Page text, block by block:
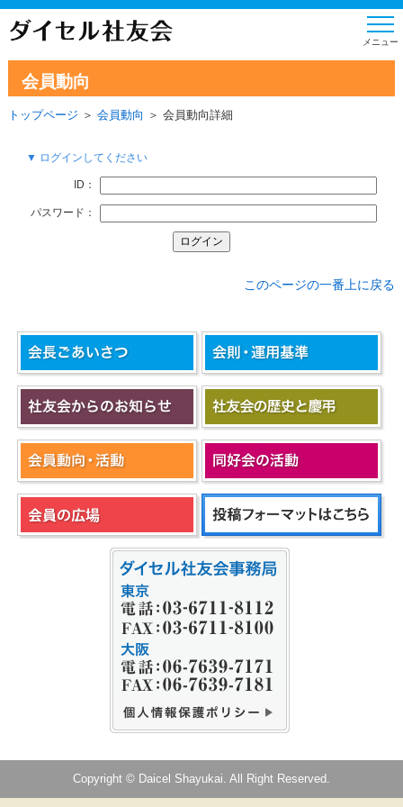
会員動向
トップページ ＞ 会員動向 ＞ 会員動向詳細
▼ ログインしてください
ID：
パスワード：
このページの一番上に戻る
Copyright © Daicel Shayukai. All Right Reserved.